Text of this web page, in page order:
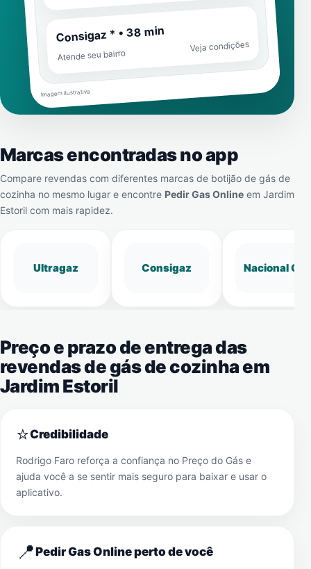
Consigaz * • 38 min
Atende seu bairro
Veja condições
Imagem ilustrativa
Marcas encontradas no app
Compare revendas com diferentes marcas de botijão de gás de
cozinha no mesmo lugar e encontre Pedir Gas Online em Jardim
Estoril com mais rapidez.
Ultragaz Consigaz Nacional Gás
Preço e prazo de entrega das
revendas de gás de cozinha em
Jardim Estoril
⭐Credibilidade
Rodrigo Faro reforça a confiança no Preço do Gás e
ajuda você a se sentir mais seguro para baixar e usar o
aplicativo.
📍Pedir Gas Online perto de você